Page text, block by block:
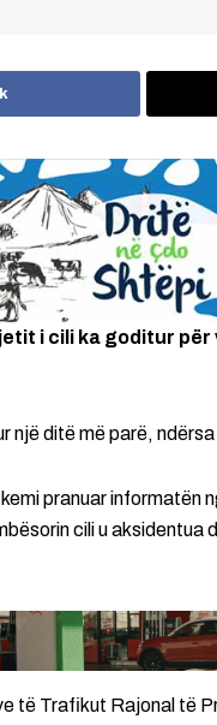
i cili ka goditur
një ditë më parë,
pranuar informatën
cili u aksidentua
të Trafikut Rajonal të